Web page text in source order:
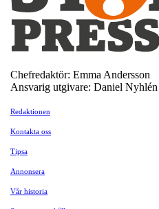
Chefredaktör: Emma Andersson
Ansvarig utgivare: Daniel Nyhlén
Redaktionen
Kontakta oss
Tipsa
Annonsera
Vår historia